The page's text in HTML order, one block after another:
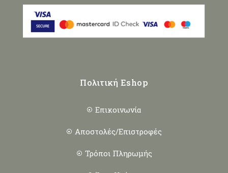
Πολιτική Eshop
Επικοινωνία
Αποστολές/Επιστροφές
Τρόποι Πληρωμής